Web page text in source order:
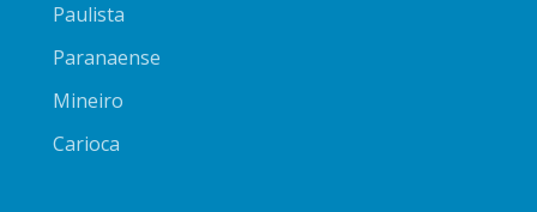
Paulista
Paranaense
Mineiro
Carioca